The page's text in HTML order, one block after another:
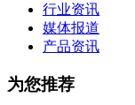
行业资讯
媒体报道
产品资讯
为您推荐